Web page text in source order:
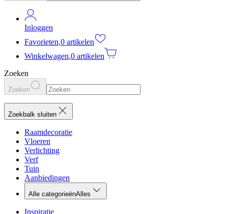
Inloggen
Favorieten,0 artikelen
Winkelwagen,0 artikelen
Zoeken
Zoeken
Zoekbalk sluiten
Raamdecoratie
Vloeren
Verlichting
Verf
Tuin
Aanbiedingen
Alle categorieënAlles
Inspiratie